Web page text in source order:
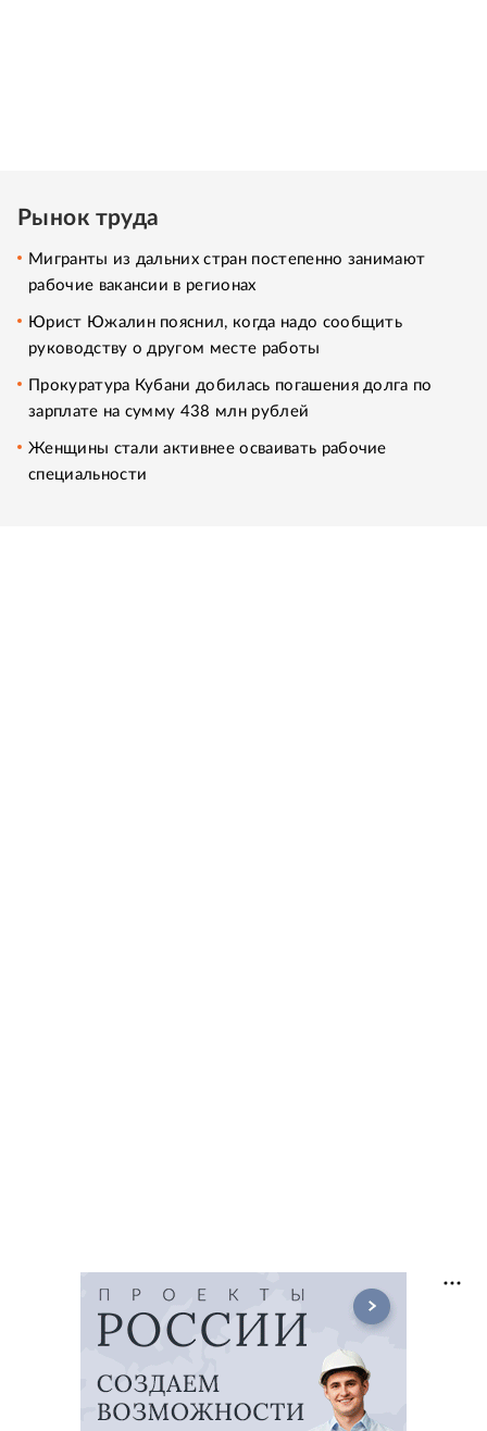
Рынок труда
Мигранты из дальних стран постепенно занимают
рабочие вакансии в регионах
Юрист Южалин пояснил, когда надо сообщить
руководству о другом месте работы
Прокуратура Кубани добилась погашения долга по
зарплате на сумму 438 млн рублей
Женщины стали активнее осваивать рабочие
специальности